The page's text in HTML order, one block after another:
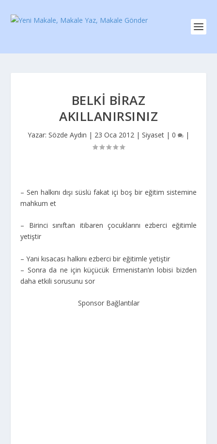
BELKI BIRAZ
AKILLANIRSINIZ
Yazar: Sözde Aydın | 23 Oca 2012 | Siyaset | 0 |
– Sen halkını dışı süslü fakat içi boş bir eğitim sistemine
mahkum et
– Birinci sınıftan itibaren çocuklarını ezberci eğitimle
yetiştir
– Yani kısacası halkını ezberci bir eğitimle yetiştir
– Sonra da ne için küçücük Ermenistan’ın lobisi bizden
daha etkili sorusunu sor
Sponsor Bağlantılar